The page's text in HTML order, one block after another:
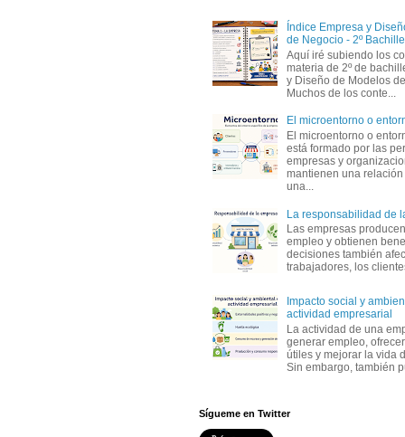
Índice Empresa y
de Negocio - 2º
Aquí iré subiendo los
materia de 2º de
y Diseño de Modelos
Muchos de los conte...
El microentorno o
El microentorno o
está formado por las
empresas y
mantienen una
una...
La responsabilidad de
Las empresas
empleo y obtienen
decisiones también
trabajadores, los
Impacto social y
actividad empresarial
La actividad de una
generar empleo,
útiles y mejorar la vida
Sin embargo, también
Sígueme en Twitter